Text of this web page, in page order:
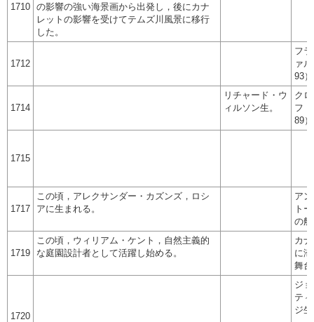
1710 の影響の強い海景画から出発し，後にカナ
レットの影響を受けてテムズ川風景に移行
した。
1712
フ
ァ
93
1714
リチャード・ウ
ィルソン生。
ク
フ
89
1715
1717
この頃，アレクサンダー・カズンズ，ロシ
アに生まれる。
ア
ト
の
1719
この頃，ウィリアム・ケント，自然主義的
な庭園設計者として活躍し始める。
カ
に
舞
1720
ジ
テ
ジ